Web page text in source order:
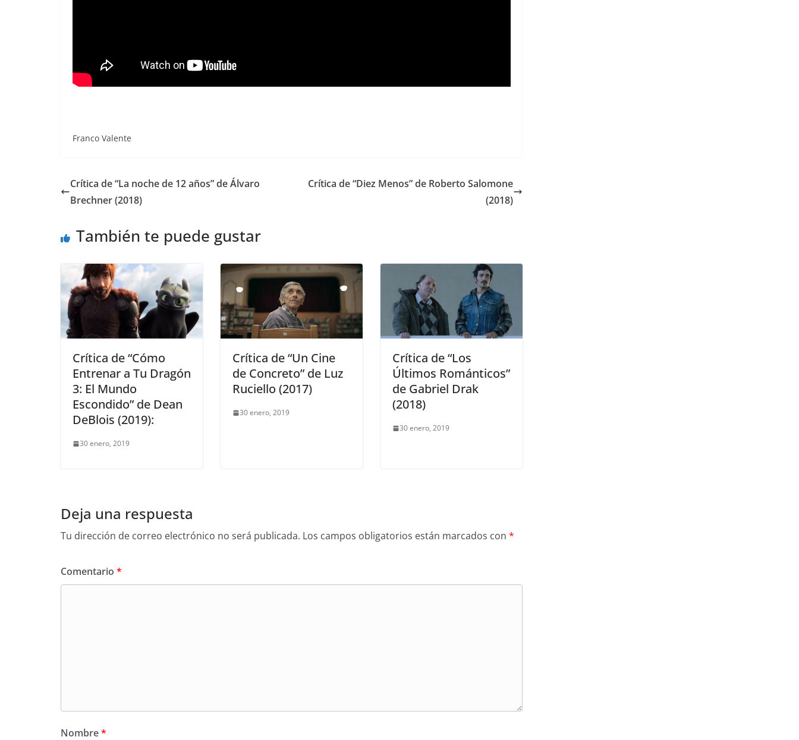
Franco Valente
Crítica de “La noche de 12 años” de Álvaro
Brechner (2018)
Crítica de “Diez Menos” de Roberto Salomone
(2018)
También te puede gustar
Crítica de “Cómo
Entrenar a Tu Dragón
3: El Mundo
Escondido” de Dean
DeBlois (2019):
30 enero, 2019
Crítica de “Un Cine
de Concreto” de Luz
Ruciello (2017)
30 enero, 2019
Crítica de “Los
Últimos Románticos”
de Gabriel Drak
(2018)
30 enero, 2019
Deja una respuesta
Tu dirección de correo electrónico no será publicada. Los campos obligatorios están marcados con *
Comentario *
Nombre*